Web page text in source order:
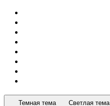
Темная тема Светлая тема